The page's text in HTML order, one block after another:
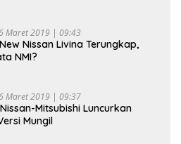
Maret 2019 | 09:43
Nissan Livina Terungkap,
NMI?
Maret 2019 | 09:37
Mitsubishi Luncurkan
Mungil